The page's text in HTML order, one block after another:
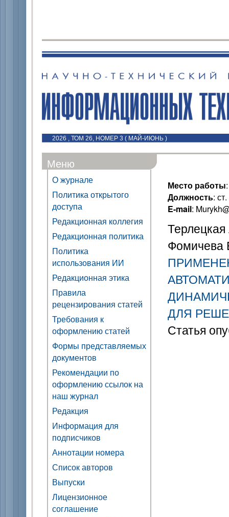
2026 , ТОМ 26, НОМЕР 3 ( МАЙ-ИЮНЬ )
Меню
О журнале
Политика открытого
доступа
Редакционная коллегия
Редакционная политика
Политика
использования ИИ
Редакционная этика
Правила
рецензирования статей
Требования к
оформлению статей
Формы представляемых
документов
Рекомендации по
оформлению ссылок на
наш журнал
Редакция
Информация для
подписчиков
Аннотации номера
Список авторов
Выпуски
Лицензионное
соглашение
Место работы
Должность:
E-mail:
ДЛЯ
Статья